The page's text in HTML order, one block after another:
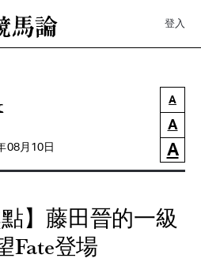
登入
08月10日
A
A
A
點】藤田晉的一級
Fate登場